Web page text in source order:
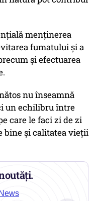
menținerea
fumatului și a
și efectuarea
nu înseamnă
un echilibru între
care le faci zi de zi
bine și calitatea vieții